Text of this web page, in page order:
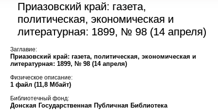
Приазовский край: газета,
политическая, экономическая и
литературная: 1899, № 98 (14 апреля)
Заглавие:
Приазовский край: газета, политическая, экономическая и
литературная: 1899, № 98 (14 апреля)
Физическое описание:
1 файл (11,8 Мбайт)
Библиотечный фонд:
Донская Государственная Публичная Библиотека